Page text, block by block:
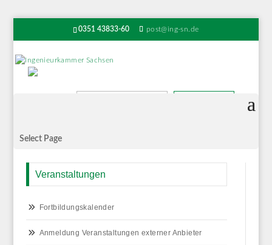
0351 43833-60 post@ing-sn.de
Select Page
Veranstaltungen
Fortbildungskalender
Anmeldung Veranstaltungen externer Anbieter